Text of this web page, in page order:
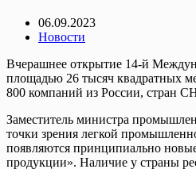
06.09.2023
Новости
Вчерашнее открытие 14-й
площадью 26 тысяч квадратных
800 компаний из России, стран
Заместитель министра
точки зрения легкой
появляются принципиально
продукции». Наличие у страны